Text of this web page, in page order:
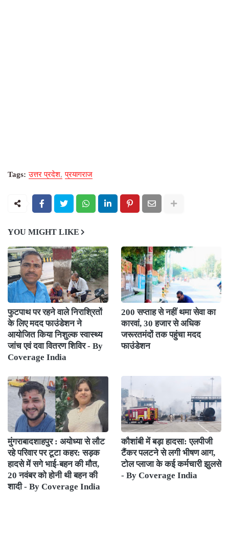
Tags: उत्तर प्रदेश प्रयागराज
YOU MIGHT LIKE
फुटपाथ पर रहने वाले निराश्रितों
के लिए मदद फाउंडेशन ने
आयोजित किया निशुल्क स्वास्थ्य
जांच एवं दवा वितरण शिविर - By
Coverage India
200 सप्ताह से नहीं थमा सेवा का
कारवां, 30 हजार से अधिक
जरूरतमंदों तक पहुंचा मदद
फाउंडेशन
मुंगराबादशाहपुर : अयोध्या से लौट
रहे परिवार पर टूटा कहर: सड़क
हादसे में सगे भाई-बहन की मौत,
20 नवंबर को होनी थी बहन की
शादी - By Coverage India
कौशांबी में बड़ा हादसा: एलपीजी
टैंकर पलटने से लगी भीषण आग,
टोल प्लाजा के कई कर्मचारी झुलसे
- By Coverage India